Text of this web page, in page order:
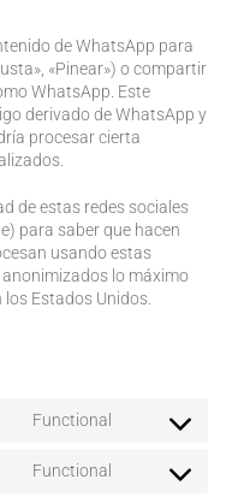
de WhatsApp para
«Pinear») o compartir
WhatsApp. Este
derivado de WhatsApp y
procesar cierta
de estas redes sociales
para saber que hacen
usando estas
lo máximo
Estados Unidos.
Functional
Consent
service
Functional
Consent